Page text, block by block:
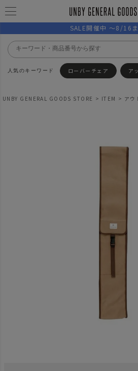
SALE開催中 ～8/16
ローバーチェア ア
UNBY GENERAL GOODS STORE ITEM アウ